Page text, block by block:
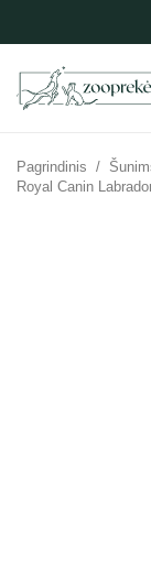
Pagrindinis /
Royal Canin